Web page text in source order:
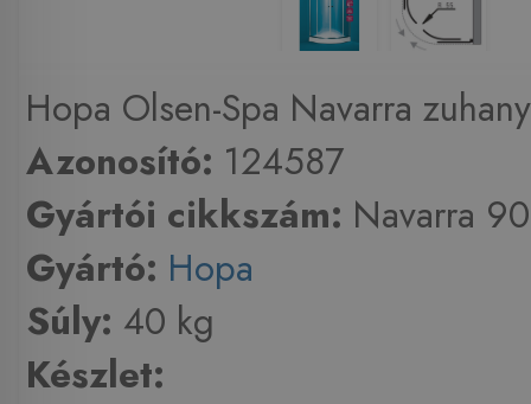
Hopa Olsen-Spa Navarra
Azonosító: 124587
Gyártói cikkszám: Navarra
Gyártó: Hopa
Súly: 40 kg
Készlet: